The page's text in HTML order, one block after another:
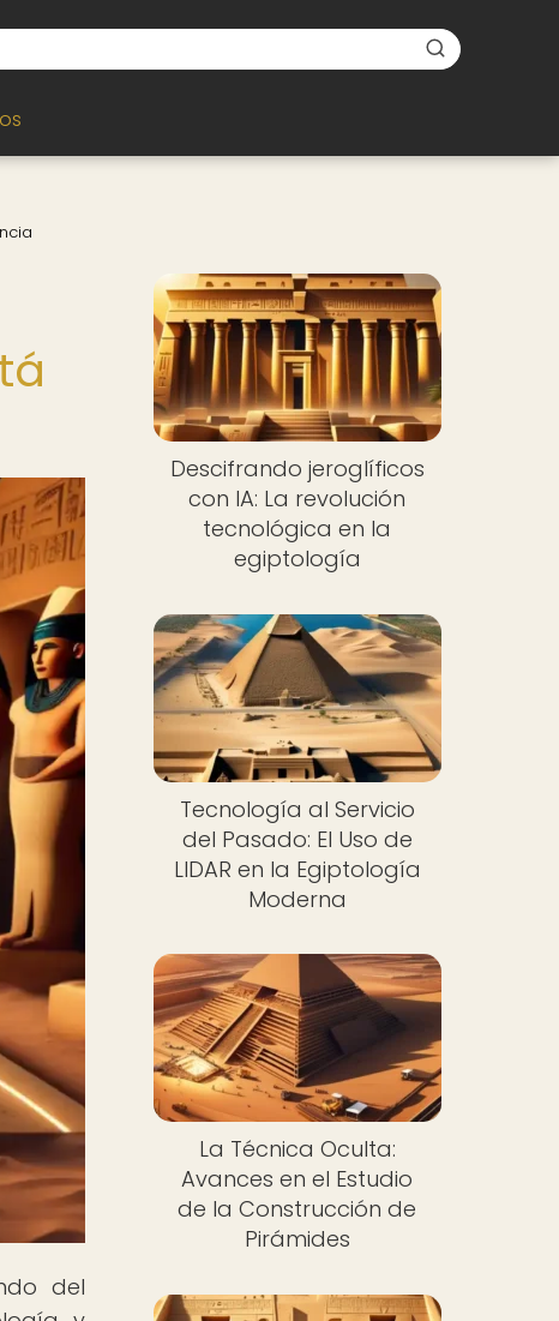
del
Descifrando jeroglíficos
con IA: La revolución
tecnológica en la
egiptología
Tecnología al Servicio
del Pasado: El Uso de
LIDAR en la Egiptología
Moderna
La Técnica Oculta:
Avances en el Estudio
de la Construcción de
Pirámides